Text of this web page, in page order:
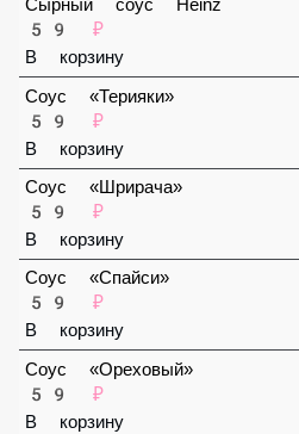
Сырный соус Heinz
59 ₽
В корзину
Соус «Терияки»
59 ₽
В корзину
Соус «Шрирача»
59 ₽
В корзину
Соус «Спайси»
59 ₽
В корзину